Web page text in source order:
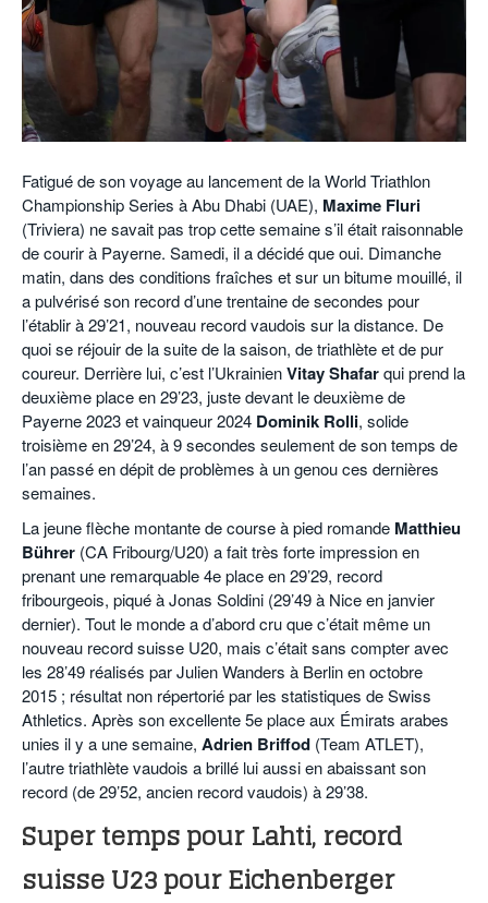
Fatigué de son voyage au lancement de la World Triathlon
Championship Series à Abu Dhabi (UAE), Maxime Fluri
(Triviera) ne savait pas trop cette semaine s’il était raisonnable
de courir à Payerne. Samedi, il a décidé que oui. Dimanche
matin, dans des conditions fraîches et sur un bitume mouillé, il
a pulvérisé son record d’une trentaine de secondes pour
l’établir à 29’21, nouveau record vaudois sur la distance. De
quoi se réjouir de la suite de la saison, de triathlète et de pur
coureur. Derrière lui, c’est l’UkrainienVitay Shafarqui prend la
deuxième place en 29’23, juste devant le deuxième de
Payerne 2023 et vainqueur 2024 Dominik Rolli, solide
troisième en 29’24, à 9 secondes seulement de son temps de
l’an passé en dépit de problèmes à un genou ces dernières
semaines.
La jeune flèche montante de course à pied romande Matthieu
Bührer (CA Fribourg/U20) a fait très forte impression en
prenant une remarquable 4e place en 29’29, record
fribourgeois, piqué à Jonas Soldini (29’49 à Nice en janvier
dernier). Tout le monde a d’abord cru que c’était même un
nouveau record suisse U20, mais c’était sans compter avec
les 28’49 réalisés par Julien Wanders à Berlin en octobre
2015 ; résultat non répertorié par les statistiques de Swiss
Athletics. Après son excellente 5e place aux Émirats arabes
unies il y a une semaine, Adrien Briffod (Team ATLET),
l’autre triathlète vaudois a brillé lui aussi en abaissant son
record (de 29’52, ancien record vaudois) à 29’38.
Super temps pour Lahti, record
suisse U23 pour Eichenberger